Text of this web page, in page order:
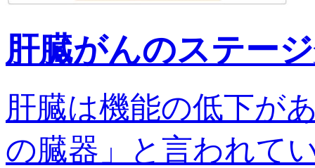
肝臓がんのステー
肝臓は機能の低下が
の臓器」と言われて